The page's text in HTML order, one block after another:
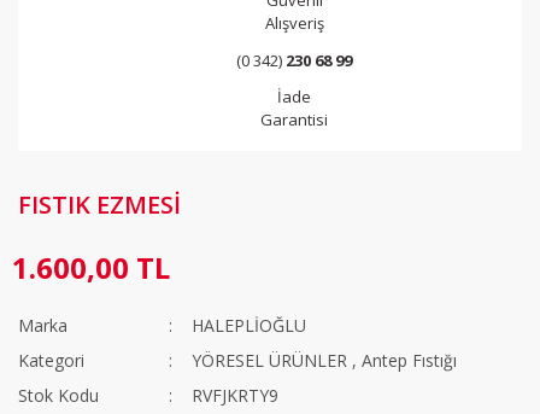
Alışveriş
(0 342) 230 68 99
İade
Garantisi
FISTIK EZMESİ
1.600,00 TL
Marka
HALEPLİOĞLU
Kategori
YÖRESEL ÜRÜNLER ,Antep Fıstığı
Stok Kodu
RVFJKRTY9